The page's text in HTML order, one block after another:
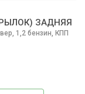
ЗАДНЯЯ
1,2 бензин, КПП